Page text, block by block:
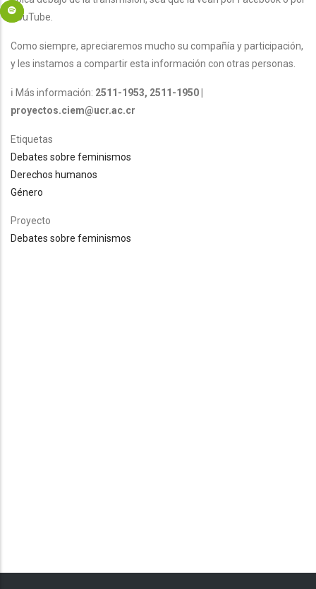
YouTube.
Como siempre, apreciaremos mucho su compañía y participación,
y les instamos a compartir esta información con otras personas.
ℹ️ Más información: 2511-1953, 2511-1950 |
proyectos.ciem@ucr.ac.cr
Etiquetas
Debates sobre feminismos
Derechos humanos
Género
Proyecto
Debates sobre feminismos